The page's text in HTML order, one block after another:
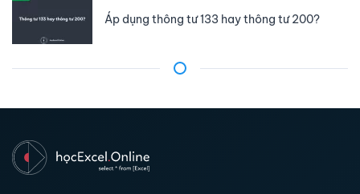
Áp dụng thông tư 133 hay thông tư 200?